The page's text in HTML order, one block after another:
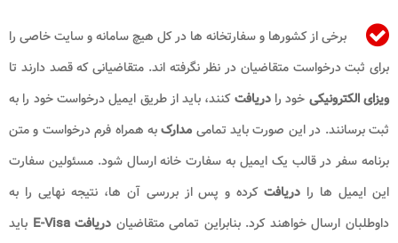
برخی از کشورها و سفارتخانه ها در کل هیچ سامانه و سایت خاصی را
برای ثبت درخواست متقاضیان در نظر نگرفته اند. متقاضیانی که قصد دارند تا
ویزای الکترونیکی خود رادریافتکنند، باید از طریق ایمیل درخواست خود را به
ثبت برسانند. در این صورت باید تمامی مدارکبه همراه فرم درخواست و متن
برنامه سفر در قالب یک ایمیل به سفارت خانه ارسال شود. مسئولین سفارت
این ایمیل ها را دریافتکرده و پس از بررسی آن ها، نتیجه نهایی را به
داوطلبان ارسال خواهند کرد. بنابراین تمامی متقاضیان دریافت E-Visa
باید